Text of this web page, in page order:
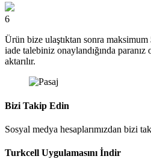
6
Ürün bize ulaştıktan sonra maksimum
iade talebiniz onaylandığında
aktarılır.
Bizi Takip Edin
Sosyal medya hesaplarımızdan bizi
Turkcell Uygulamasını İndir